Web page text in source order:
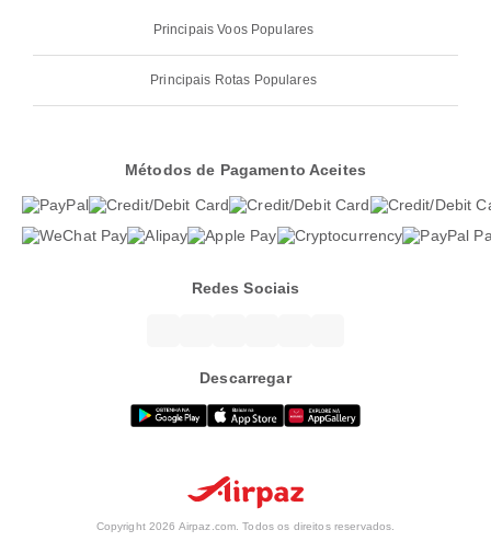
Principais Voos Populares
Principais Rotas Populares
Métodos de Pagamento Aceites
Redes Sociais
Descarregar
Copyright 2026 Airpaz.com. Todos os direitos reservados.